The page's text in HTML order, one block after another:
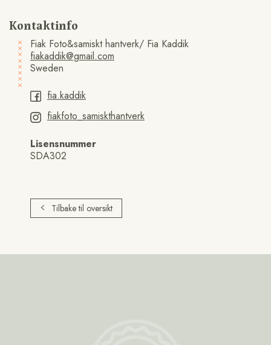
Kontaktinfo
Fiak Foto&samiskt hantverk/ Fia Kaddik
fiakaddik@gmail.com
Sweden
fia.kaddik
fiakfoto_samiskthantverk
Lisensnummer
SDA302
Tilbake til oversikt